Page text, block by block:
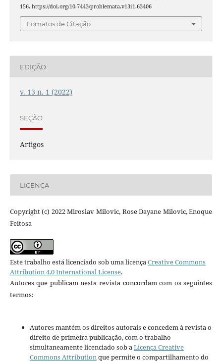
156. https://doi.org/10.7443/problemata.v13i1.63406
Fomatos de Citação
EDIÇÃO
v. 13 n. 1 (2022)
SEÇÃO
Artigos
LICENÇA
Copyright (c) 2022 Miroslav Milovic, Rose Dayane Milovic, Enoque
Feitosa
Este trabalho está licenciado sob uma licençaCreative Commons
Attribution 4.0 International License.
Autores que publicam nesta revista concordam com os seguintes
termos:
Autores mantém os direitos autorais e concedem à revista o
direito de primeira publicação, com o trabalho
simultaneamente licenciado sob aLicença Creative
Commons Attributionque permite o compartilhamento do